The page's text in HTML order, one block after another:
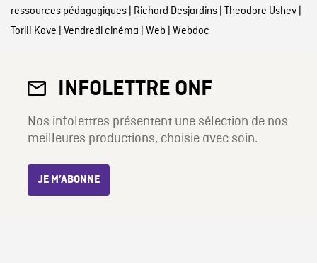
ressources pédagogiques| Richard Desjardins| Theodore Ushev|
Torill Kove | Vendredi cinéma | Web | Webdoc
INFOLETTRE ONF
Nos infolettres présentent une sélection de nos
meilleures productions, choisie avec soin.
JE M’ABONNE